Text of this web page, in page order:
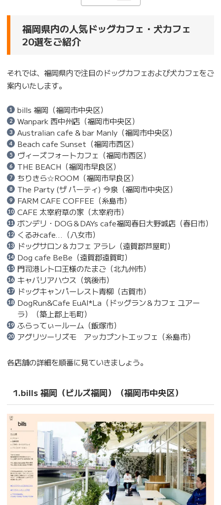
福岡県内の人気ドッグカフェ・犬カフェ
20選をご紹介
それでは、福岡県内で注目のドッグカフェおよび犬カフェをご
案内いたします。
bills 福岡（福岡市中央区）
Wanpark 西中州店（福岡市中央区）
Australian cafe & bar Manly（福岡市中央区）
Beach cafe Sunset（福岡市西区）
ヴィーズフォートカフェ（福岡市西区）
THE BEACH（福岡市早良区）
ちりきら☆ROOM（福岡市早良区）
The Party (ザ パーティ) 今泉（福岡市中央区）
FARM CAFE COFFEE（糸島市）
CAFE 太宰府草の家（太宰府市）
ボンデリ・DOG＆DAYs cafe福岡春日大野城店（春日市）
くるみcafe…（八女市）
ドッグサロン＆カフェ アラレ（遠賀郡芦屋町）
Dog cafe BeBe（遠賀郡遠賀町）
門司港レトロ王様のたまご（北九州市）
キャバリアハウス（筑後市）
ドッグキャンパーレスト青柳（古賀市）
DogRun&Cafe EuAl*La（ドッグラン＆カフェ ユアー
ラ）（築上郡上毛町）
ふらってぃールーム（飯塚市）
アグリツーリズモ アッカプントエッフェ（糸島市）
各店舗の詳細を順番に見ていきましょう。
1.bills 福岡（ビルズ福岡）（福岡市中央区）